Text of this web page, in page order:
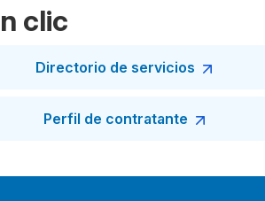
clic
Directorio de servicios
Perfil de contratante